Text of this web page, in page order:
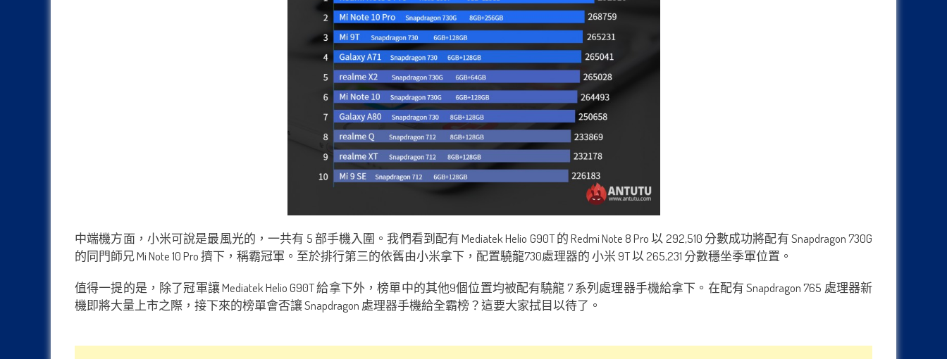
中端機方面，小米可說是最風光的，一共有 5 部手機入圍。我們看到配有 Mediatek Helio G90T 的 Redmi Note 8 Pro 以 292,510 分數成功將配有 Snapdragon 730G
的同門師兄 Mi Note 10 Pro 擠下，稱霸冠軍。至於排行第三的依舊由小米拿下，配置驍龍730處理器的 小米 9T 以 265,231 分數穩坐季軍位置。
值得一提的是，除了冠軍讓 Mediatek Helio G90T 給拿下外，榜單中的其他9個位置均被配有驍龍 7 系列處理器手機給拿下。在配有 Snapdragon 765 處理器新
機即將大量上市之際，接下來的榜單會否讓 Snapdragon 處理器手機給全霸榜？這要大家拭目以待了。